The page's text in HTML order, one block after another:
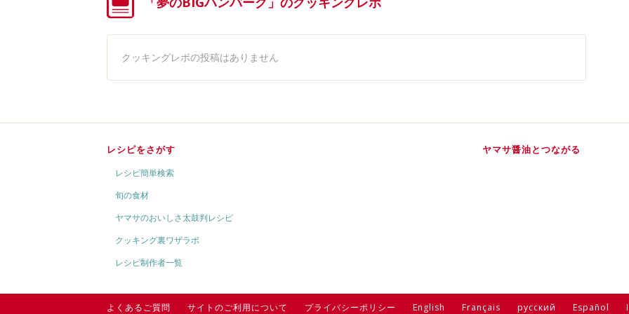
クッキングレポの投稿はありません
レシピをさがす
レシピ簡単検索
旬の食材
ヤマサのおいしさ太鼓判レシピ
クッキング裏ワザラボ
レシピ制作者一覧
ヤマサ醤油とつながる
よくあるご質問 サイトのご利用について プライバシーポリシー English Français русский Español